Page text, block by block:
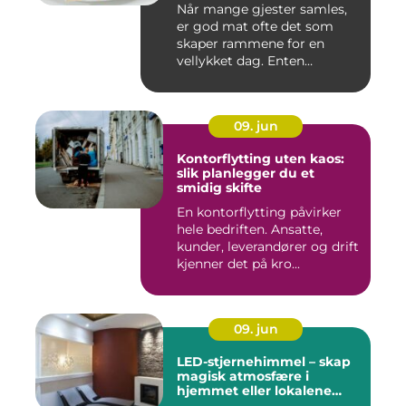
Når mange gjester samles,
er god mat ofte det som
skaper rammene for en
vellykket dag. Enten
09. jun
Kontorflytting uten kaos:
slik planlegger du et
smidig skifte
En kontorflytting påvirker
hele bedriften. Ansatte,
kunder, leverandører og drift
kjenner det på kro...
09. jun
LED-stjernehimmel – skap
magisk atmosfære i
hjemmet eller lokalene